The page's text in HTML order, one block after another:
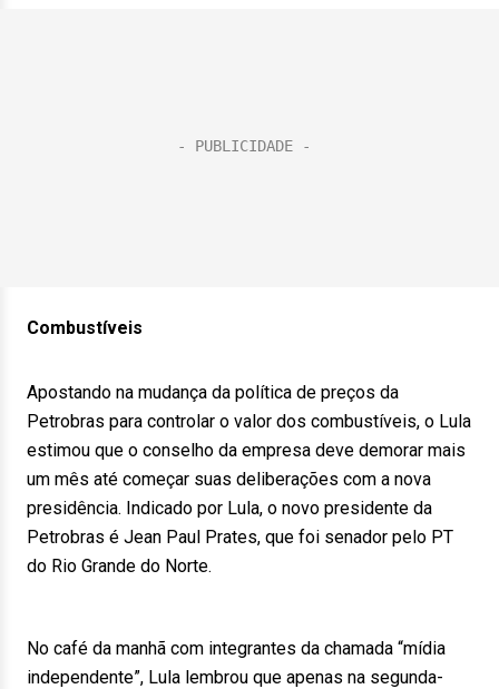
Combustíveis
Apostando na mudança da política de preços da
Petrobras para controlar o valor dos combustíveis, o Lula
estimou que o conselho da empresa deve demorar mais
um mês até começar suas deliberações com a nova
presidência. Indicado por Lula, o novo presidente da
Petrobras é Jean Paul Prates, que foi senador pelo PT
do Rio Grande do Norte.
No café da manhã com integrantes da chamada “mídia
independente”, Lula lembrou que apenas na segunda-